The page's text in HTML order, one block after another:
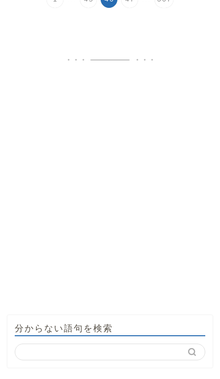
分からない語句を検索